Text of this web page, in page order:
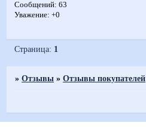
Сообщений: 63
Уважение: +0
Страница: 1
»Отзывы »Отзывы покупателей